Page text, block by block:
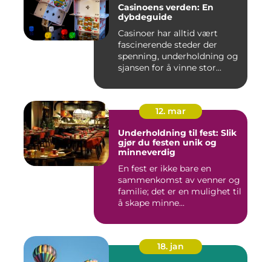
Casinoens verden: En
dybdeguide
Casinoer har alltid vært
fascinerende steder der
spenning, underholdning og
sjansen for å vinne stor...
12. mar
Underholdning til fest: Slik
gjør du festen unik og
minneverdig
En fest er ikke bare en
sammenkomst av venner og
familie; det er en mulighet til
å skape minne...
18. jan